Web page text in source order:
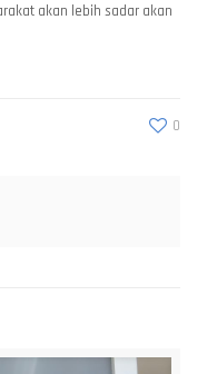
akan lebih sadar akan
0